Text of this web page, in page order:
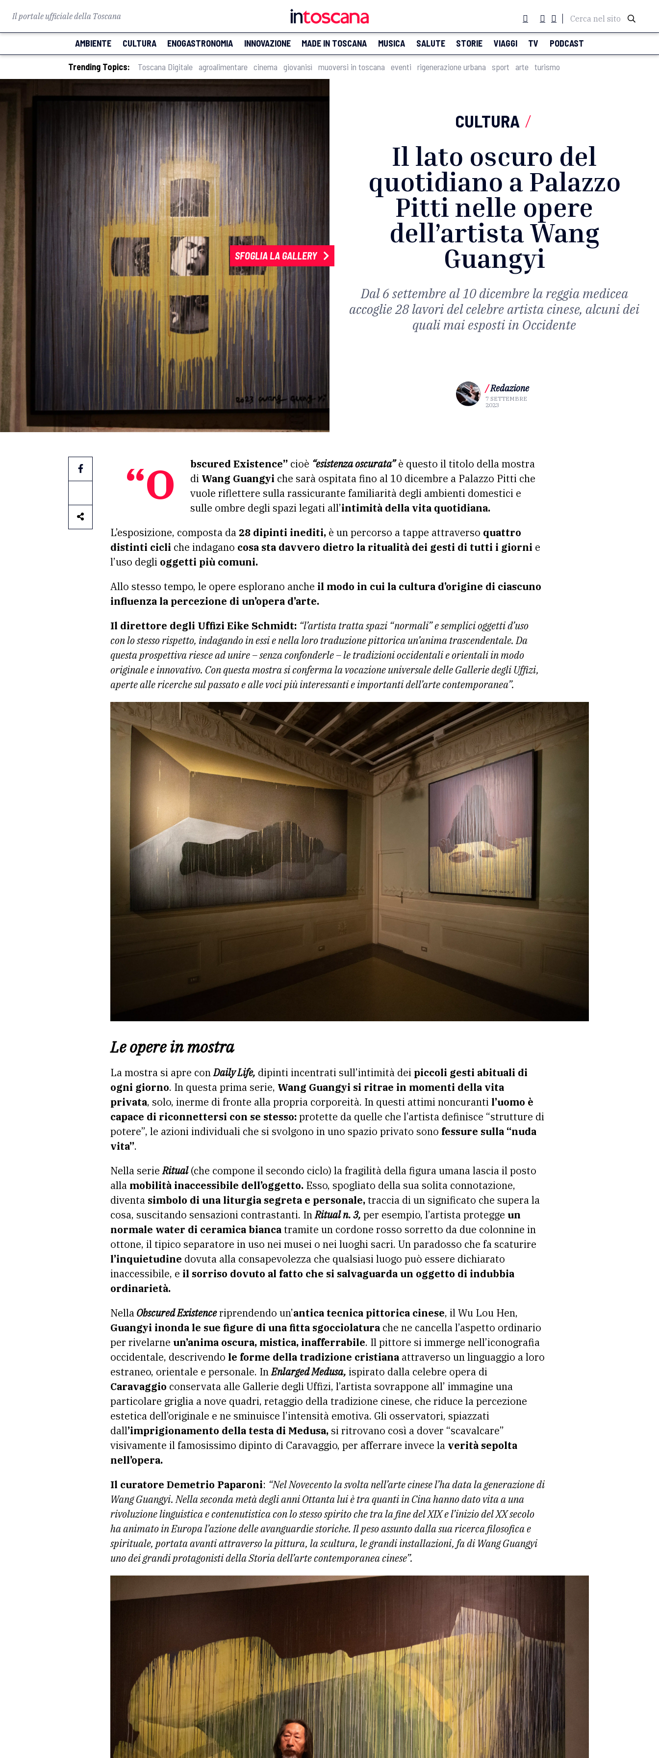
Il portale ufficiale della Toscana Cerca nel sito
AMBIENTE CULTURA ENOGASTRONOMIA INNOVAZIONE MADE IN TOSCANA MUSICA SALUTE STORIE VIAGGI TV PODCAST
Trending Topics: Toscana Digitale agroalimentare cinema giovanisì muoversi in toscana eventi rigenerazione urbana sport arte turismo
SFOGLIA LA GALLERY
CULTURA /
Il lato oscuro del
quotidiano a Palazzo
Pitti nelle opere
dell’artista Wang
Guangyi
Dal 6 settembre al 10 dicembre la reggia medicea
accoglie 28 lavori del celebre artista cinese, alcuni dei
quali mai esposti in Occidente
/Redazione
7 SETTEMBRE
2023
“Obscured Existence” cioè “esistenza oscurata” è questo il titolo della mostra
di Wang Guangyi che sarà ospitata fino al 10 dicembre a Palazzo Pitti che
vuole riflettere sulla rassicurante familiarità degli ambienti domestici e
sulle ombre degli spazi legati all’intimità della vita quotidiana.
L’esposizione, composta da 28 dipinti inediti, è un percorso a tappe attraverso quattro
distinti cicli che indagano cosa sta davvero dietro la ritualità dei gesti di tutti i giorni e
l’uso degli oggetti più comuni.
Allo stesso tempo, le opere esplorano anche il modo in cui la cultura d’origine di ciascuno
influenza la percezione di un’opera d’arte.
Il direttore degli Uffizi Eike Schmidt: “l’artista tratta spazi “normali” e semplici oggetti d’uso
con lo stesso rispetto, indagando in essi e nella loro traduzione pittorica un’anima trascendentale. Da
questa prospettiva riesce ad unire – senza confonderle – le tradizioni occidentali e orientali in modo
originale e innovativo. Con questa mostra si conferma la vocazione universale delle Gallerie degli Uffizi,
aperte alle ricerche sul passato e alle voci più interessanti e importanti dell’arte contemporanea”.
Le opere in mostra
La mostra si apre conDaily Life, dipinti incentrati sull’intimità dei piccoli gesti abituali di
ogni giorno. In questa prima serie, Wang Guangyi si ritrae in momenti della vita
privata, solo, inerme di fronte alla propria corporeità. In questi attimi noncuranti l’uomo è
capace di riconnettersi con se stesso:protette da quelle che l’artista definisce “strutture di
potere”, le azioni individuali che si svolgono in uno spazio privato sono fessure sulla “nuda
vita”.
Nella serieRitual(che compone il secondo ciclo) la fragilità della figura umana lascia il posto
alla mobilità inaccessibile dell’oggetto. Esso, spogliato della sua solita connotazione,
diventa simbolo di una liturgia segreta e personale, traccia di un significato che supera la
cosa, suscitando sensazioni contrastanti. InRitual n. 3, per esempio, l’artista protegge un
normale water di ceramica bianca tramite un cordone rosso sorretto da due colonnine in
ottone, il tipico separatore in uso nei musei o nei luoghi sacri. Un paradosso che fa scaturire
l’inquietudine dovuta alla consapevolezza che qualsiasi luogo può essere dichiarato
inaccessibile, e il sorriso dovuto al fatto che si salvaguarda un oggetto di indubbia
ordinarietà.
NellaObscured Existenceriprendendo un’antica tecnica pittorica cinese, il Wu Lou Hen,
Guangyi inonda le sue figure di una fitta sgocciolatura che ne cancella l’aspetto ordinario
per rivelarne un’anima oscura, mistica, inafferrabile. Il pittore si immerge nell’iconografia
occidentale, descrivendo le forme della tradizione cristiana attraverso un linguaggio a loro
estraneo, orientale e personale. InEnlarged Medusa, ispirato dalla celebre opera di
Caravaggio conservata alle Gallerie degli Uffizi, l’artista sovrappone all’ immagine una
particolare griglia a nove quadri, retaggio della tradizione cinese, che riduce la percezione
estetica dell’originale e ne sminuisce l’intensità emotiva. Gli osservatori, spiazzati
dall’imprigionamento della testa di Medusa, si ritrovano così a dover “scavalcare”
visivamente il famosissimo dipinto di Caravaggio, per afferrare invece la verità sepolta
nell’opera.
Il curatore Demetrio Paparoni: “Nel Novecento la svolta nell’arte cinese l’ha data la generazione di
Wang Guangyi. Nella seconda metà degli anni Ottanta lui è tra quanti in Cina hanno dato vita a una
rivoluzione linguistica e contenutistica con lo stesso spirito che tra la fine del XIX e l’inizio del XX secolo
ha animato in Europa l’azione delle avanguardie storiche. Il peso assunto dalla sua ricerca filosofica e
spirituale, portata avanti attraverso la pittura, la scultura, le grandi installazioni, fa di Wang Guangyi
uno dei grandi protagonisti della Storia dell’arte contemporanea cinese”.